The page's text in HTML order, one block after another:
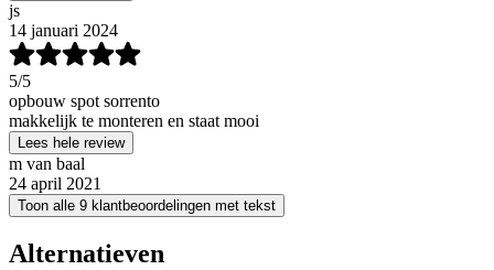
js
14 januari 2024
5/5
opbouw spot sorrento
makkelijk te monteren en staat mooi
Lees hele review
m van baal
24 april 2021
Toon alle 9 klantbeoordelingen met tekst
Alternatieven